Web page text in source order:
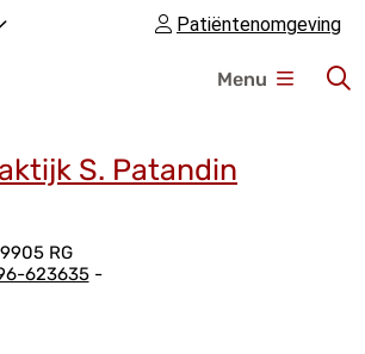
Patiëntenomgeving
S. Patandin
f
d
Menu
9905 RG
623635